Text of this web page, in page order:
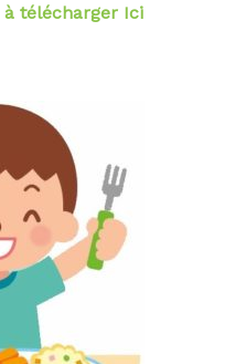
à télécharger Ici